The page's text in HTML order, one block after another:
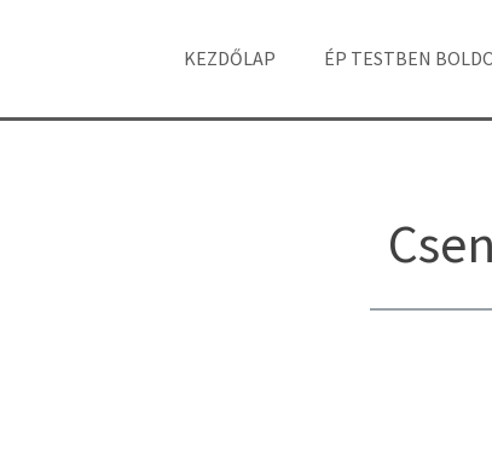
KEZDŐLAP ÉP TESTBEN